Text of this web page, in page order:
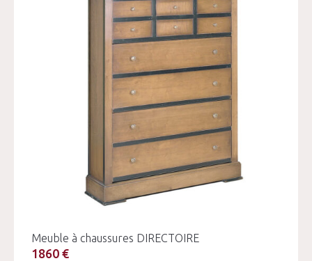
Meuble à chaussures DIRECTOIRE
1860 €